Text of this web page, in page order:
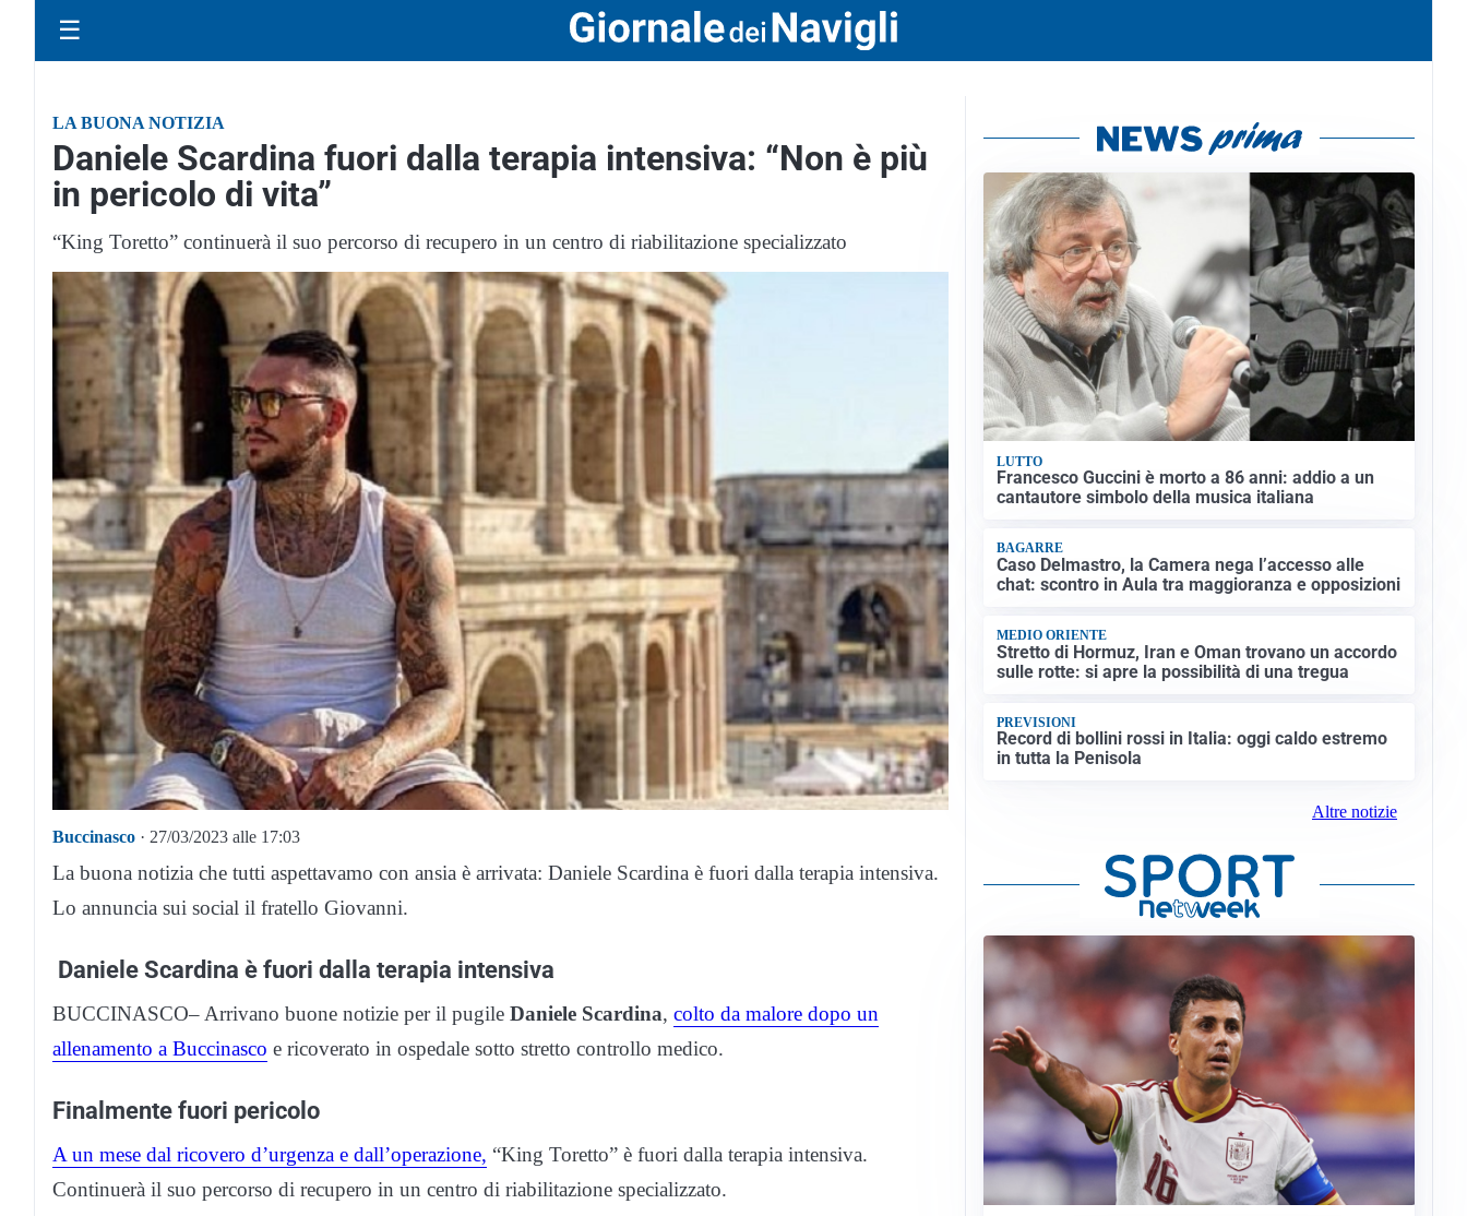
☰
LA BUONA NOTIZIA
Daniele Scardina fuori dalla terapia intensiva: “Non è più
in pericolo di vita”
“King Toretto” continuerà il suo percorso di recupero in un centro di riabilitazione specializzato
Buccinasco · 27/03/2023 alle 17:03
La buona notizia che tutti aspettavamo con ansia è arrivata: Daniele Scardina è fuori dalla terapia intensiva.
Lo annuncia sui social il fratello Giovanni.
Daniele Scardina è fuori dalla terapia intensiva
BUCCINASCO– Arrivano buone notizie per il pugile Daniele Scardina, colto da malore dopo un
allenamento a Buccinasco e ricoverato in ospedale sotto stretto controllo medico.
Finalmente fuori pericolo
A un mese dal ricovero d’urgenza e dall’operazione, “King Toretto” è fuori dalla terapia intensiva.
Continuerà il suo percorso di recupero in un centro di riabilitazione specializzato.
LUTTO
Francesco Guccini è morto a 86 anni: addio a un
cantautore simbolo della musica italiana
BAGARRE
Caso Delmastro, la Camera nega l’accesso alle
chat: scontro in Aula tra maggioranza e opposizioni
MEDIO ORIENTE
Stretto di Hormuz, Iran e Oman trovano un accordo
sulle rotte: si apre la possibilità di una tregua
PREVISIONI
Record di bollini rossi in Italia: oggi caldo estremo
in tutta la Penisola
Altre notizie